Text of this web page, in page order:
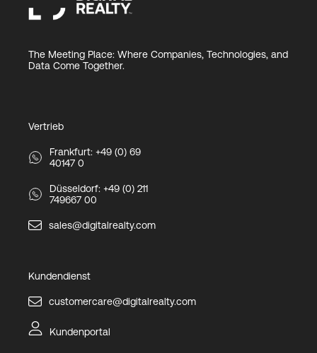
The Meeting Place: Where Companies, Technologies, and
Data Come Together.
Vertrieb
Frankfurt: +49 (0) 69
40147 0
Düsseldorf: +49 (0) 211
749667 00
sales@digitalrealty.com
Kundendienst
customercare@digitalrealty.com
Kundenportal